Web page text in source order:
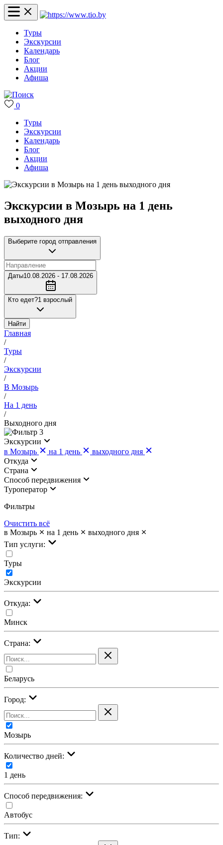
Туры
Экскурсии
Календарь
Блог
Акции
Афиша
0
Туры
Экскурсии
Календарь
Блог
Акции
Афиша
Экскурсии в Мозырь на 1 день
выходного дня
Выберите город отправления
Даты10.08.2026 - 17.08.2026
Кто едет?1 взрослый
Найти
Главная
/
Туры
/
Экскурсии
/
В Мозырь
/
На 1 день
/
Выходного дня
3
Экскурсии
в Мозырь
на 1 день
выходного дня
Откуда
Страна
Cпособ передвижения
Туроператор
Фильтры
Очистить всё
в Мозырь
на 1 день
выходного дня
Тип услуги:
Туры
Экскурсии
Откуда:
Минск
Страна:
Беларусь
Город:
Мозырь
Количество дней:
1 день
Cпособ передвижения:
Автобус
Тип: